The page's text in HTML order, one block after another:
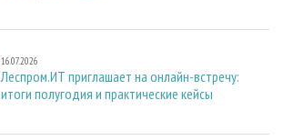
16.07.2026
Леспром.ИТ приглашает на онлайн-встречу:
итоги полугодия и практические кейсы